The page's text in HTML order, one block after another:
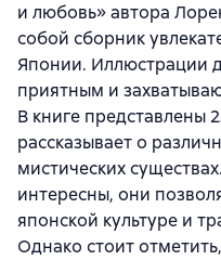
и любовь» автора
собой сборник
Японии. Иллюстрации
приятным и
В книге представлены
рассказывает о
мистических
интересны, они
японской культуре и
Однако стоит